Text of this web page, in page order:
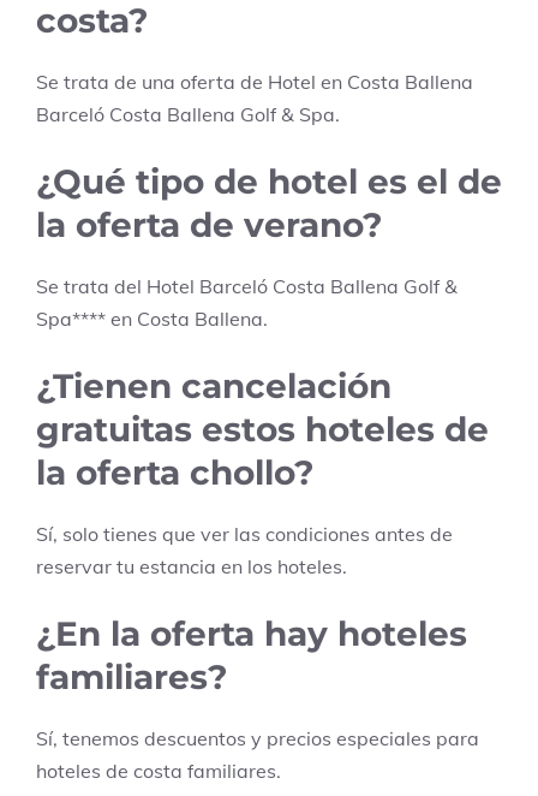
costa?
Se trata de una oferta de Hotel en Costa Ballena
Barceló Costa Ballena Golf & Spa.
¿Qué tipo de hotel es el de
la oferta de verano?
Se trata del Hotel Barceló Costa Ballena Golf &
Spa**** en Costa Ballena.
¿Tienen cancelación
gratuitas estos hoteles de
la oferta chollo?
Sí, solo tienes que ver las condiciones antes de
reservar tu estancia en los hoteles.
¿En la oferta hay hoteles
familiares?
Sí, tenemos descuentos y precios especiales para
hoteles de costa familiares.